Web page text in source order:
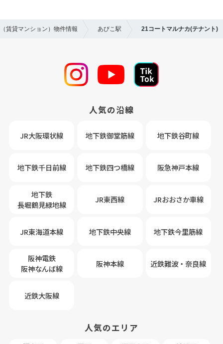
賃貸マンション）物件情報 あびこ駅 21コートマルナカ(テナント)
人気の沿線
JR大阪環状線 地下鉄御堂筋線 地下鉄谷町線
地下鉄千日前線 地下鉄四つ橋線 阪急神戸本線
地下鉄
長堀鶴見緑地線
JR東西線 JRおおさか車線
JR東海道本線 地下鉄中央線 地下鉄今里筋線
阪神電鉄
阪神なんば線
阪神本線 近鉄難波・奈良線
近鉄大阪線
人気のエリア